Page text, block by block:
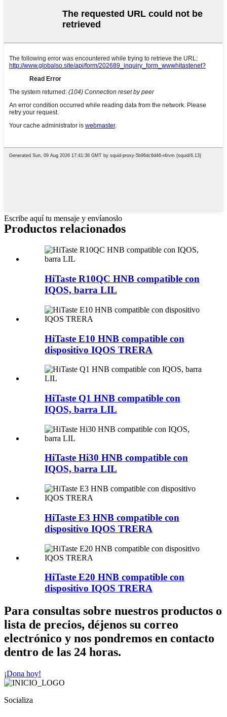
Escribe aquí tu mensaje y envíanoslo
Productos relacionados
HiTaste R10QC HNB compatible con
IQOS, barra LIL
HiTaste E10 HNB compatible con
dispositivo IQOS TRERA
HiTaste Q1 HNB compatible con
IQOS, barra LIL
HiTaste Hi30 HNB compatible con
IQOS, barra LIL
HiTaste E3 HNB compatible con
dispositivo IQOS TRERA
HiTaste E20 HNB compatible con
dispositivo IQOS TRERA
Para consultas sobre nuestros productos o
lista de precios, déjenos su correo
electrónico y nos pondremos en contacto
dentro de las 24 horas.
¡Dona hoy!
Socializa